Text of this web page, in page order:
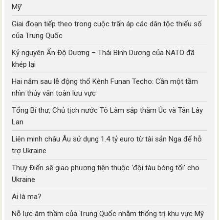
Mỹ’
Giai đoạn tiếp theo trong cuộc trấn áp các dân tộc thiểu số
của Trung Quốc
Kỷ nguyên Ấn Độ Dương – Thái Bình Dương của NATO đã
khép lại
Hai năm sau lễ động thổ Kênh Funan Techo: Cần một tầm
nhìn thủy văn toàn lưu vực
Tổng Bí thư, Chủ tịch nước Tô Lâm sắp thăm Úc và Tân Lây
Lan
Liên minh châu Âu sử dụng 1.4 tỷ euro từ tài sản Nga để hỗ
trợ Ukraine
Thụy Điển sẽ giao phương tiện thuộc ‘đội tàu bóng tối’ cho
Ukraine
Ai là ma?
Nỗ lực âm thầm của Trung Quốc nhằm thống trị khu vực Mỹ